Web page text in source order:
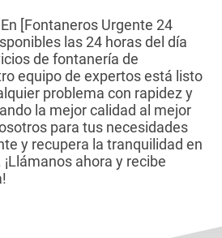
[Fontaneros Urgente 24
las 24 horas del día
de fontanería de
equipo de expertos está listo
problema con rapidez y
la mejor calidad al mejor
para tus necesidades
y recupera la tranquilidad en
ahora y recibe